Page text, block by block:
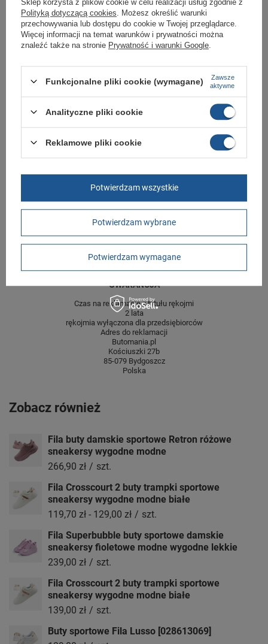
oryginalny i pochodzi z oficjalnej sieci dystrybucyjnej.
W ciągu 30 dni możesz dokonać zwrotu bądź wymiany towaru bez
podania przyczyny.
Gwarancja
Długość towaru w
Więcej
30
Szerokość towaru w
Więcej
20
GWARANCJA
Czas na reklamację z tytułu rękojmi
2 lata
rękojmia wyłączona dla przedsiębiorców
Adres do reklamacji
Butomania.pl
Kościuszki 27b
85-079 Bydgoszcz
Polska
Zobacz również
Fila buty damskie sportowe Retron różowe
sneakersy wygodne modne
266,90 zł / szt.
Fila Crosscourt 2 buty trampki sportowe
sneakersy wygodne modne białe
119,70 zł - 129,00 zł / szt.
Fila Superbubble buty sportowe damskie
sneakersy fioletowe modne wygodne lekkie
239,00 zł / szt.
Fila Crosscourt 2 buty trampki sportowe
sneakersy wygodne modne białe
139,00 zł / szt.
Buty sportowe Fila Lusso [028613069]
Sklep korzysta z plików cookie w celu realizacji usług zgodnie z
Polityką dotyczącą cookies . Możesz określić warunki
przechowywania lub dostępu do cookie w Twojej przeglądarce.
Więcej informacji na temat warunków i prywatności można
znaleźć także na stronie Prywatność i warunki Google
Funkcjonalne pliki cookie (wymagane)
Zawsze
aktywne
Analityczne pliki cookie
Reklamowe pliki cookie
Potwierdzam wybrane
Potwierdzam wymagane
Potwierdzam wszystkie